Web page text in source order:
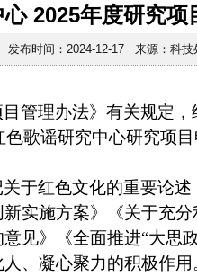
2025年度研究项
发布时间：2024-12-17 来源：科
管理办法》有关规定
歌谣研究中心研究项目
于红色文化的重要论
实施方案》《关于充
见》《全面推进“大思
、凝心聚力的积极作